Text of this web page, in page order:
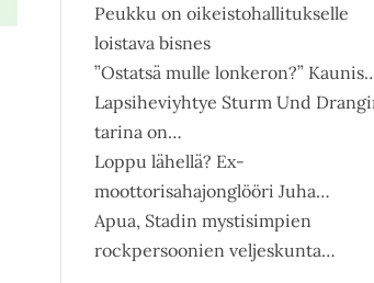
Peukku on oikeistohallitukselle
loistava bisnes
”Ostatsä mulle lonkeron?”
Lapsiheviyhtye Sturm Und
tarina on…
Loppu lähellä? Ex-
moottorisahajonglööri Juha…
Apua, Stadin mystisimpien
rockpersoonien veljeskunta…